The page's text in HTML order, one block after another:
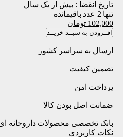
تاریخ انقضا : بیش از یک سال
تنها 2 عدد باقیمانده
102,000 تومان
افــزودن به سبــد خریــد
ارسال به سراسر کشور
تضمین کیفیت
پرداخت امن
ضمانت اصل بودن کالا
بانک تخصصی محصولات داروخانه
نکات کاربردی